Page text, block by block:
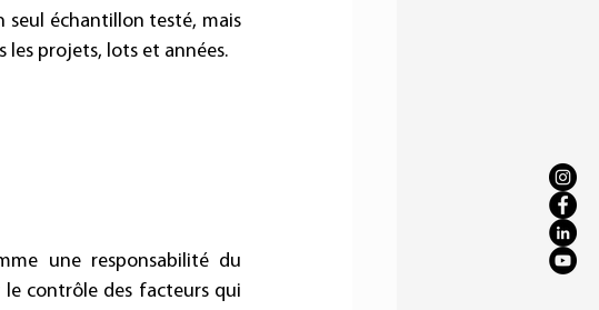
seul échantillon testé, mais
projets, lots et années.
une responsabilité du
contrôle des facteurs qui